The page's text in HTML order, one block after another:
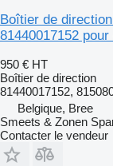
Boîtier de
81440017152
950 € HT
Boîtier de direction
81440017152,
Belgique, Bree
Smeets & Zonen
Contacter le vendeur